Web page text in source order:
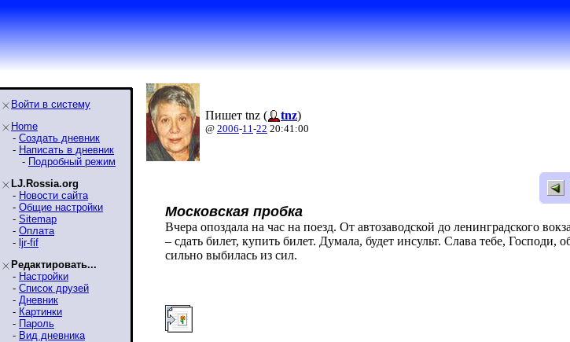
Войти в систему
Home
- Создать дневник
- Написать в дневник
- Подробный режим
LJ.Rossia.org
- Новости сайта
- Общие настройки
- Sitemap
- Оплата
- ljr-fif
Редактировать...
- Настройки
- Список друзей
- Дневник
- Картинки
- Пароль
- Вид дневника
Пишет tnz ( tnz)
@ 2006-11-22 20:41:00
Московская пробка
Вчера опоздала на час на поезд. От автозаводской до ленинградского
– сдать билет, купить билет. Думала, будет инсульт. Слава тебе,
сильно выбилась из сил.